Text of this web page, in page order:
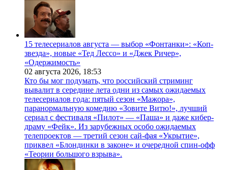
15 телесериалов августа — выбор «Фонтанки»: «Коп-
звезда», новые «Тед Лессо» и «Джек Ричер»,
«Одержимость»
02 августа 2026, 18:53
Кто бы мог подумать, что российский стриминг
вывалит в середине лета одни из самых ожидаемых
телесериалов года: пятый сезон «Мажора»,
паранормальную комедию «Зовите Витю!», лучший
сериал с фестиваля «Пилот» — «Паша» и даже кибер-
драму «Фейк». Из зарубежных особо ожидаемых
телепроектов — третий сезон сай-фая «Укрытие»,
приквел «Блондинки в законе» и очередной спин-офф
«Теории большого взрыва».